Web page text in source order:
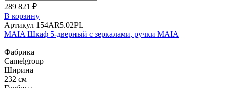
289 821 ₽
В корзину
Артикул 154AR5.02PL
MAIA Шкаф 5-дверный с зеркалами, ручки MAIA
Фабрика
Camelgroup
Ширина
232 см